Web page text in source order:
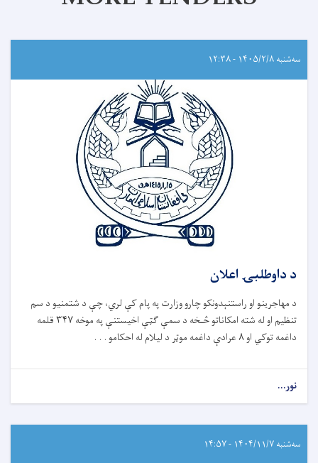
سه‌شنبه ۱۴۰۵/۲/۸ - ۱۲:۳۸
د داوطلبۍ اعلان
د مهاجرینو او راستنېدونکو چارو وزارت په پام کې لري، چې د شتمنیو د سم
تنظیم او له شته امکاناتو څـخه د سمې ګټې اخیستنې په موخه ۳۴۷ قلمه
داغمه توکي او ۸ عرادې داغمه موټر د لیلام له احکامو . . .
نور...
سه‌شنبه ۱۴۰۴/۱۱/۷ - ۱۴:۵۷